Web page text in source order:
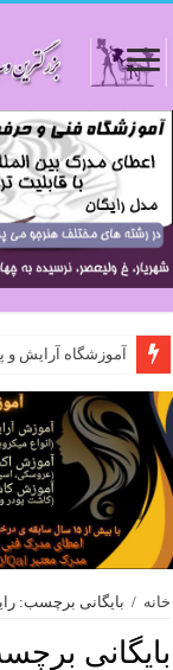
آموزشگاه آرایش و
خانه / بایگانی برچسب:
بایگانی